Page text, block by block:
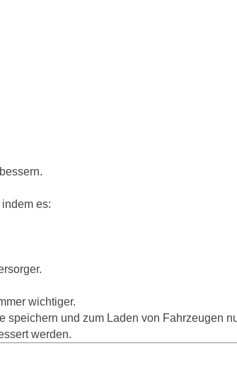
es:
wichtiger.
und zum Laden von Fahrzeugen
werden.